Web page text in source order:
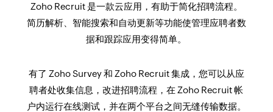
Zoho Recruit 是一款云应用，有助于简化招聘流程。
简历解析、智能搜索和自动更新等功能使管理应聘者数
据和跟踪应用变得简单。
有了 Zoho Survey 和 Zoho Recruit 集成，您可以从应
聘者处收集信息，改进招聘流程，在 Zoho Recruit 帐
户内运行在线测试，并在两个平台之间无缝传输数据。